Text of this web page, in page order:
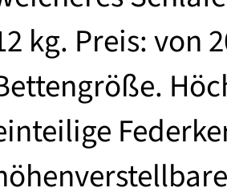
kg. Preis: von